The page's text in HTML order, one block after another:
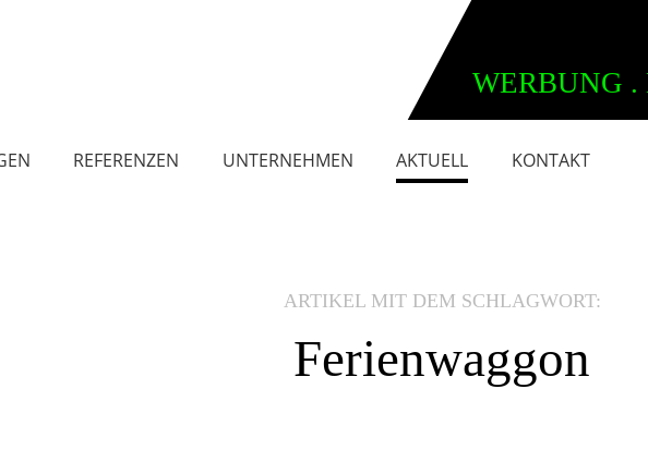
WERBUNG
REFERENZEN UNTERNEHMEN AKTUELL KONTAKT
ARTIKEL MIT DEM SCHLAGWORT:
Ferienwaggon